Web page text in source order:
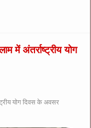
में अंतर्राष्ट्रीय योग
योग दिवस के अवसर